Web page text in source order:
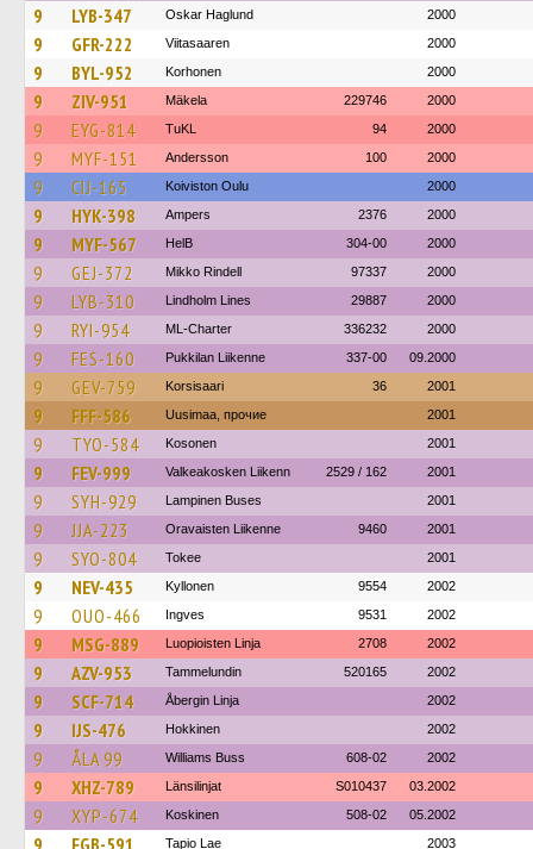
9 LYB-347 Oskar Haglund 2000
9 GFR-222 Viitasaaren 2000
9 BYL-952 Korhonen 2000
9 ZIV-951 Mäkela 229746 2000
9 EYG-814 TuKL 94 2000
9 MYF-151 Andersson 100 2000
9 CIJ-165 Koiviston Oulu 2000
9 HYK-398 Ampers 2376 2000
9 MYF-567 HelB 304-00 2000
9 GEJ-372 Mikko Rindell 97337 2000
9 LYB-310 Lindholm Lines 29887 2000
9 RYI-954 ML-Charter 336232 2000
9 FES-160 Pukkilan Liikenne 337-00 09.2000
9 GEV-759 Korsisaari 36 2001
9 FFF-586 Uusimaa, прочие 2001
9 TYO-584 Kosonen 2001
9 FEV-999 Valkeakosken Liikenn 2529 / 162 2001
9 SYH-929 Lampinen Buses 2001
9 JJA-223 Oravaisten Liikenne 9460 2001
9 SYO-804 Tokee 2001
9 NEV-435 Kyllonen 9554 2002
9 OUO-466 Ingves 9531 2002
9 MSG-889 Luopioisten Linja 2708 2002
9 AZV-953 Tammelundin 520165 2002
9 SCF-714 Åbergin Linja 2002
9 IJS-476 Hokkinen 2002
9 ÅLA 99 Williams Buss 608-02 2002
9 XHZ-789 Länsilinjat S010437 03.2002
9 XYP-674 Koskinen 508-02 05.2002
9 FGB-591 Tapio Lae 2003